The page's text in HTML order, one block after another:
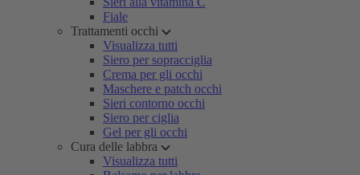
Fiale
Trattamenti occhi
Visualizza tutti
Siero per sopracciglia
Crema per gli occhi
Maschere e patch occhi
Sieri contorno occhi
Siero per ciglia
Gel per gli occhi
Cura delle labbra
Visualizza tutti